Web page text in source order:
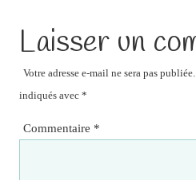
Laisser un
Votre adresse e-mail ne sera pas publiée.
indiqués avec *
Commentaire *